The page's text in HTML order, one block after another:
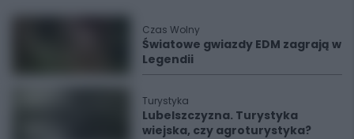
Czas Wolny
Światowe gwiazdy EDM zagrają w
Legendii
Turystyka
Lubelszczyzna. Turystyka
wiejska, czy agroturystyka?